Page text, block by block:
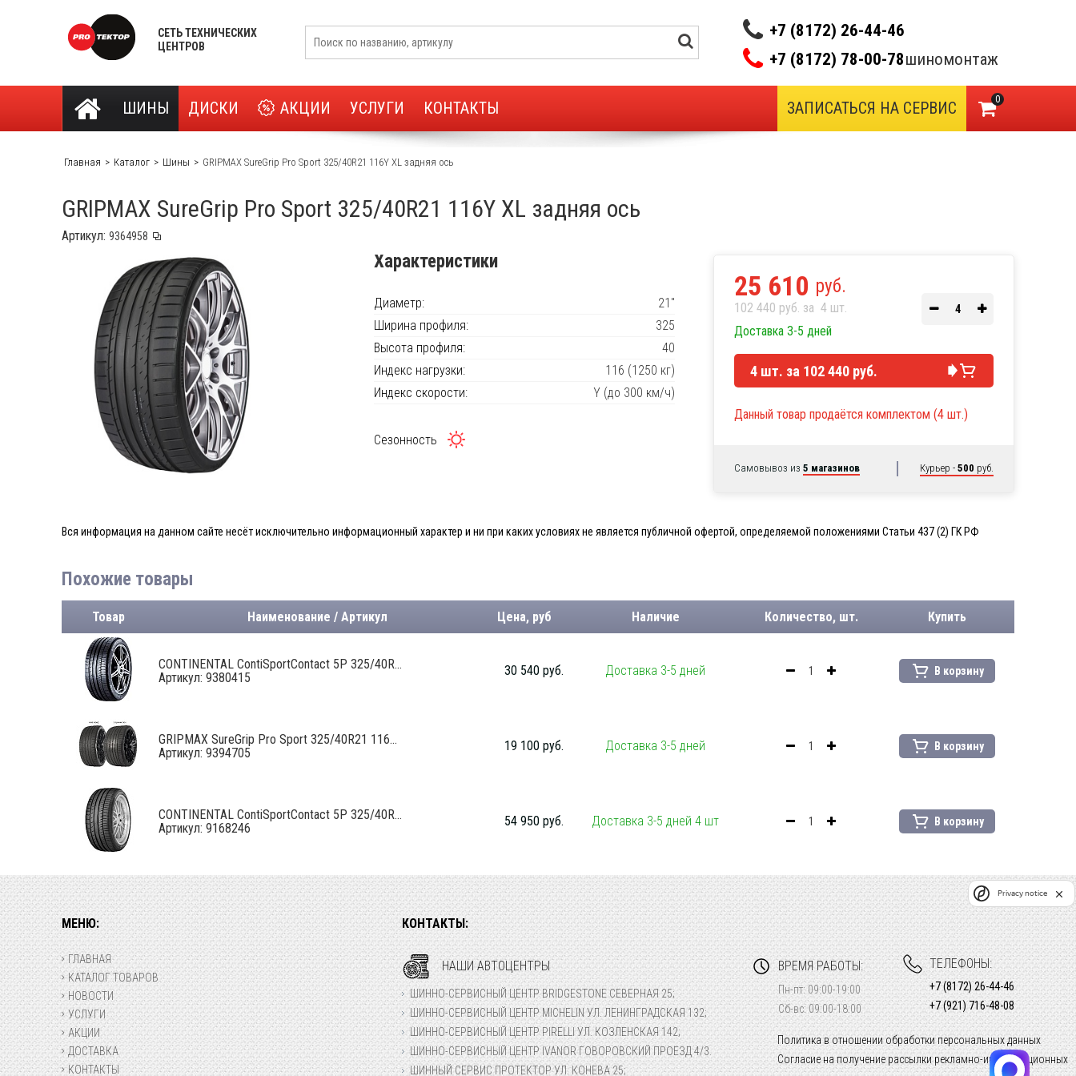
СЕТЬ ТЕХНИЧЕСКИХ
ЦЕНТРОВ
+7 (8172) 26-44-46
+7 (8172) 78-00-78шиномонтаж
ШИНЫ ДИСКИ АКЦИИ УСЛУГИ КОНТАКТЫ 0
ЗАПИСАТЬСЯ НА СЕРВИС
Главная Каталог Шины GRIPMAX SureGrip Pro Sport 325/40R21 116Y XL задняя ось
GRIPMAX SureGrip Pro Sport 325/40R21 116Y XL задняя ось
Артикул:
Характеристики
Диаметр:
21"
Ширина профиля:
325
Высота профиля:
40
Индекс нагрузки:
116 (1250 кг)
Индекс скорости:
Y (до 300 км/ч)
Сезонность
25 610 руб.
102 440 руб. за 4 шт.
Доставка 3-5 дней
4 шт. за 102 440 руб.
Данный товар продаётся комплектом (4 шт.)
Самовывоз из 5 магазинов Курьер - 500 руб.
Вся информация на данном сайте несёт исключительно информационный характер и ни при каких условиях не является публичной офертой, определяемой положениями Статьи 437 (2) ГК РФ
Похожие товары
Товар Наименование / Артикул Цена, руб Наличие Количество, шт. Купить
CONTINENTAL ContiSportContact 5P 325/40R...
Артикул: 9380415
30 540 руб. Доставка 3-5 дней В корзину
GRIPMAX SureGrip Pro Sport 325/40R21 116...
Артикул: 9394705
19 100 руб. Доставка 3-5 дней В корзину
CONTINENTAL ContiSportContact 5P 325/40R...
Артикул: 9168246
54 950 руб. Доставка 3-5 дней 4 шт В корзину
МЕНЮ:
ГЛАВНАЯ
КАТАЛОГ ТОВАРОВ
НОВОСТИ
УСЛУГИ
АКЦИИ
ДОСТАВКА
КОНТАКТЫ
КОНТАКТЫ:
НАШИ АВТОЦЕНТРЫ
ШИННО-СЕРВИСНЫЙ ЦЕНТР BRIDGESTONE СЕВЕРНАЯ 25;
ШИННО-СЕРВИСНЫЙ ЦЕНТР MICHELIN УЛ. ЛЕНИНГРАДСКАЯ 132;
ШИННО-СЕРВИСНЫЙ ЦЕНТР PIRELLI УЛ. КОЗЛЕНСКАЯ 142;
ШИННО-СЕРВИСНЫЙ ЦЕНТР IVANOR ГОВОРОВСКИЙ ПРОЕЗД 4/3.
ШИННЫЙ СЕРВИС ПРОТЕКТОР УЛ. КОНЕВА 25;
ВРЕМЯ РАБОТЫ:
Пн-пт: 09:00-19:00
Сб-вс: 09:00-18:00
Политика в отношении обработки персональных данных
Согласие на получение рассылки рекламно-информационных
ТЕЛЕФОНЫ:
+7 (8172) 26-44-46
+7 (921) 716-48-08
Privacy notice